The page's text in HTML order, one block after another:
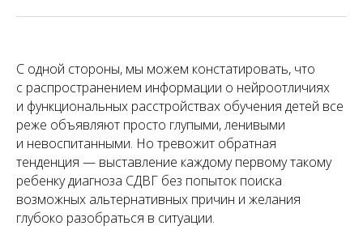
С одной стороны, мы можем констатировать, что
с распространением информации о нейроотличиях
и функциональных расстройствах обучения детей все
реже объявляют просто глупыми, ленивыми
и невоспитанными. Но тревожит обратная
тенденция — выставление каждому первому такому
ребенку диагноза СДВГ без попыток поиска
возможных альтернативных причин и желания
глубоко разобраться в ситуации.